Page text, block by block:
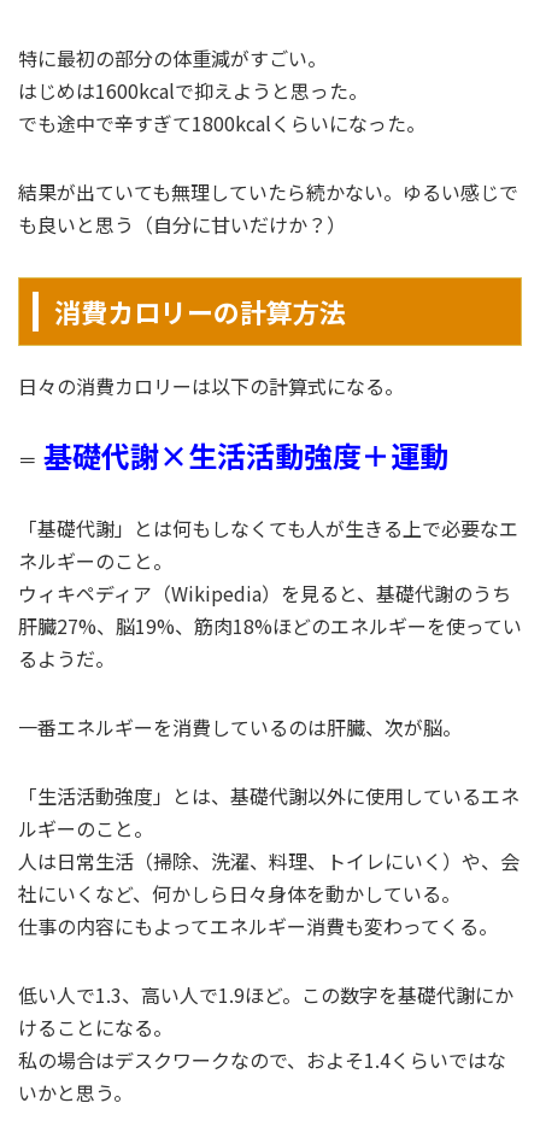
特に最初の部分の体重減がすごい。
はじめは1600kcalで抑えようと思った。
でも途中で辛すぎて1800kcalくらいになった。
結果が出ていても無理していたら続かない。ゆるい感じで
も良いと思う（自分に甘いだけか？）
消費カロリーの計算方法
日々の消費カロリーは以下の計算式になる。
＝ 基礎代謝×生活活動強度＋運動
「基礎代謝」とは何もしなくても人が生きる上で必要なエ
ネルギーのこと。
ウィキペディア（Wikipedia）を見ると、基礎代謝のうち
肝臓27%、脳19%、筋肉18%ほどのエネルギーを使ってい
るようだ。
一番エネルギーを消費しているのは肝臓、次が脳。
「生活活動強度」とは、基礎代謝以外に使用しているエネ
ルギーのこと。
人は日常生活（掃除、洗濯、料理、トイレにいく）や、会
社にいくなど、何かしら日々身体を動かしている。
仕事の内容にもよってエネルギー消費も変わってくる。
低い人で1.3、高い人で1.9ほど。この数字を基礎代謝にか
けることになる。
私の場合はデスクワークなので、およそ1.4くらいではな
いかと思う。